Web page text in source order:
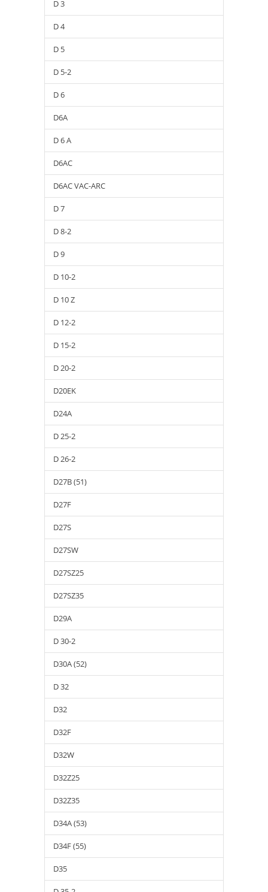
D 3
D 4
D 5
D 5-2
D 6
D6A
D 6 A
D6AC
D6AC VAC-ARC
D 7
D 8-2
D 9
D 10-2
D 10 Z
D 12-2
D 15-2
D 20-2
D20EK
D24A
D 25-2
D 26-2
D27B (51)
D27F
D27S
D27SW
D27SZ25
D27SZ35
D29A
D 30-2
D30A (52)
D 32
D32
D32F
D32W
D32Z25
D32Z35
D34A (53)
D34F (55)
D35